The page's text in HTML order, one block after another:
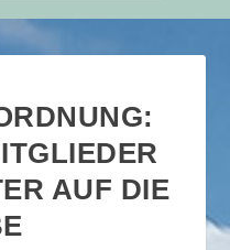
AUF DIE